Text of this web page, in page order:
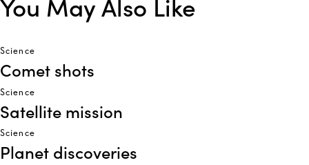
Science
Comet shots
Science
Satellite mission
Science
Planet discoveries